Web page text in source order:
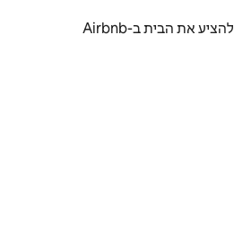
להציע את הבית ב-Airbnb